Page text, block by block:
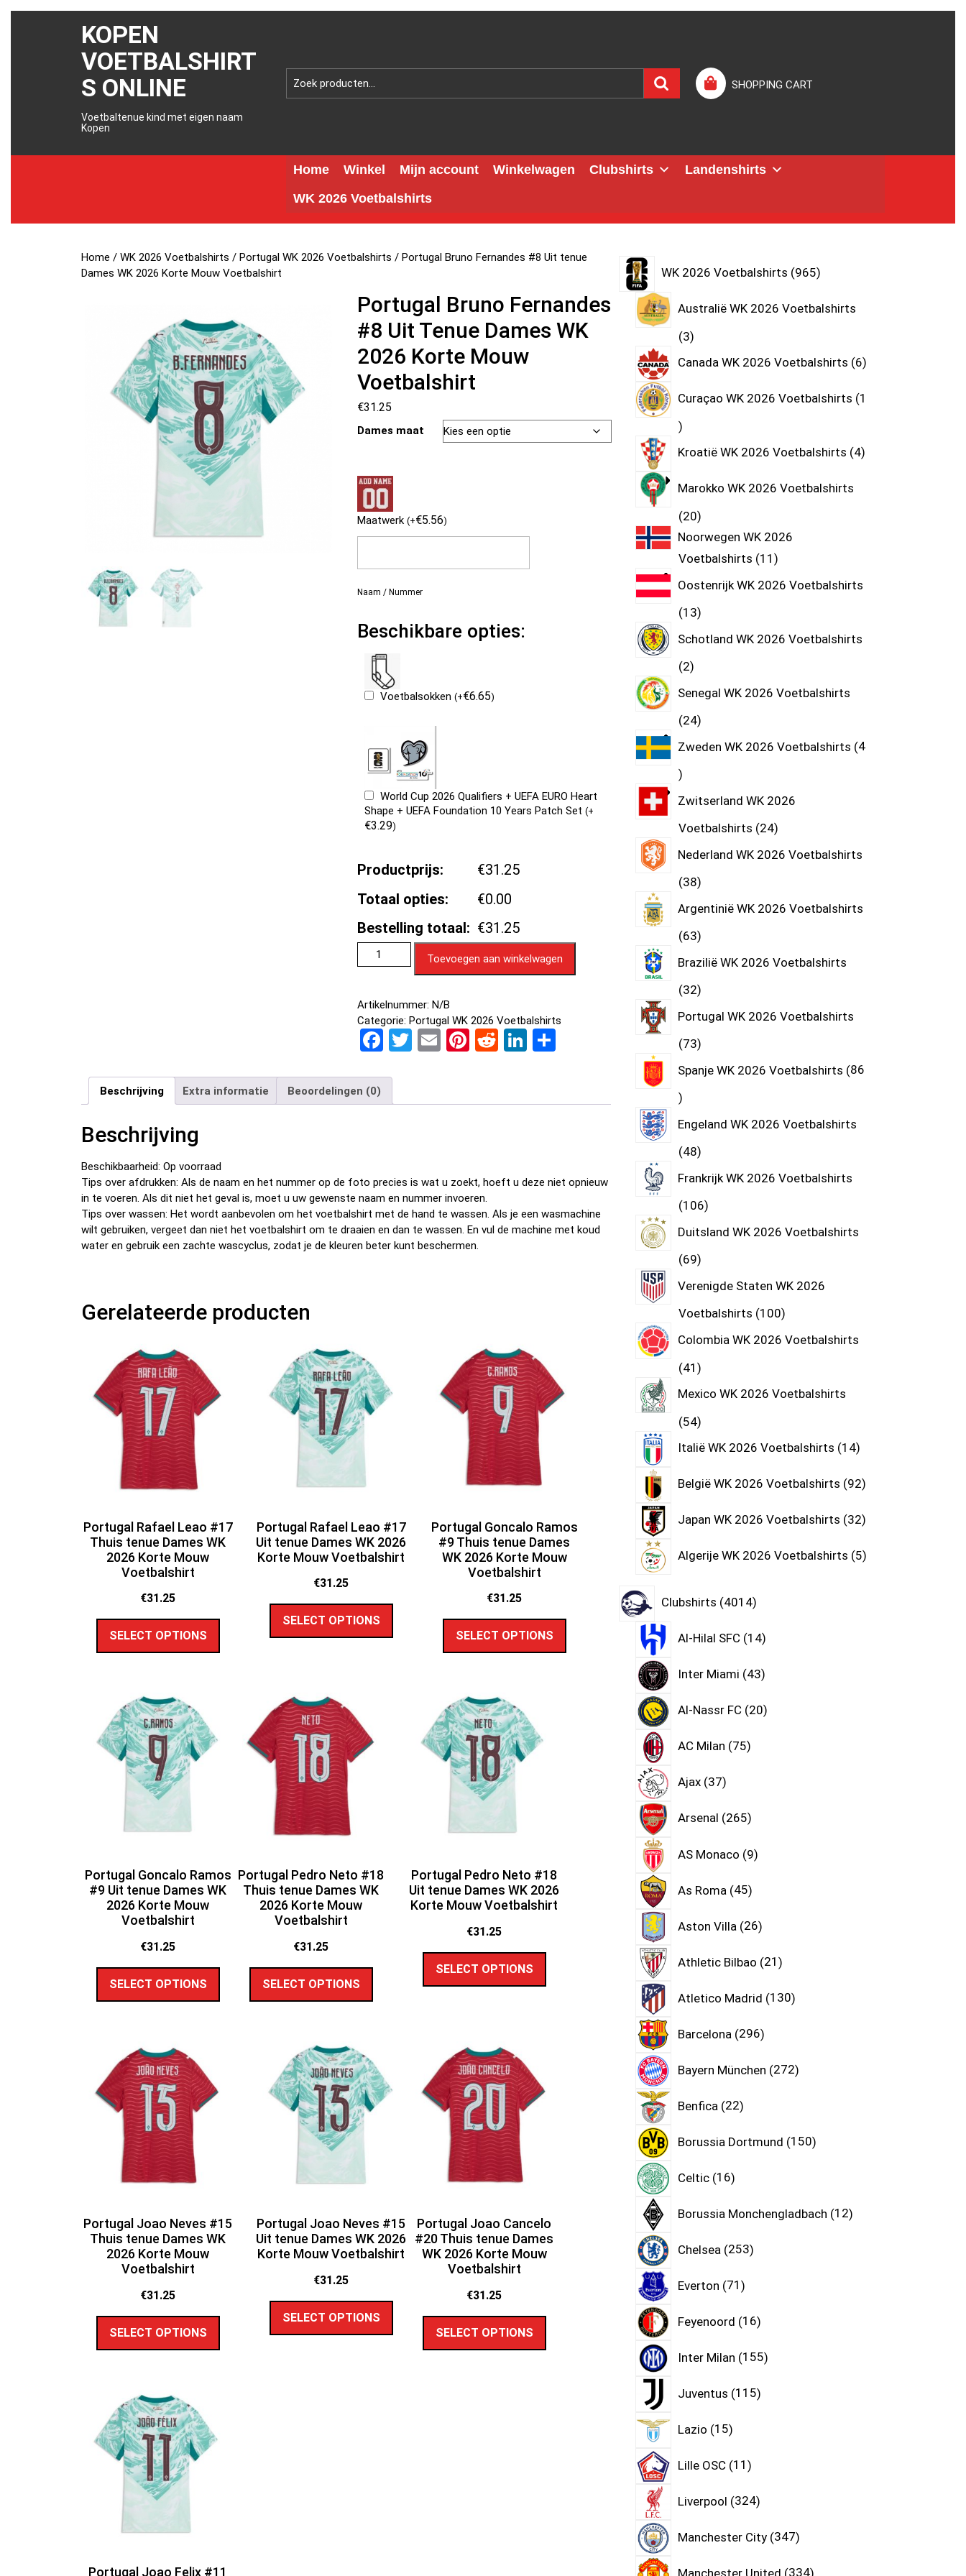
KOPEN
VOETBALSHIRT
S ONLINE
Voetbaltenue kind met eigen naam
Kopen
SHOPPING CART
Home Winkel Mijn account Winkelwagen Clubshirts
Landenshirts
WK 2026 Voetbalshirts
Home /WK 2026 Voetbalshirts /Portugal WK 2026 Voetbalshirts / Portugal Bruno Fernandes #8 Uit tenue
Dames WK 2026 Korte Mouw Voetbalshirt
Portugal Bruno Fernandes
#8 Uit Tenue Dames WK
2026 Korte Mouw
Voetbalshirt
€31.25
Dames maat
Maatwerk (+€5.56)
Naam / Nummer
Beschikbare opties:
Voetbalsokken (+€6.65)
World Cup 2026 Qualifiers + UEFA EURO Heart
Shape + UEFA Foundation 10 Years Patch Set (+
€3.29)
Productprijs:
€31.25
Totaal opties:
€0.00
Bestelling totaal: €31.25
Toevoegen aan winkelwagen
Artikelnummer: N/B
Categorie: Portugal WK 2026 Voetbalshirts
F
ce
b
k
T
er
E Pi
es
R
di
Li
dI
D
n
Beschrijving Extra informatie Beoordelingen (0)
Beschrijving
Beschikbaarheid: Op voorraad
Tips over afdrukken: Als de naam en het nummer op de foto precies is wat u zoekt, hoeft u deze niet opnieuw
in te voeren. Als dit niet het geval is, moet u uw gewenste naam en nummer invoeren.
Tips over wassen: Het wordt aanbevolen om het voetbalshirt met de hand te wassen. Als je een wasmachine
wilt gebruiken, vergeet dan niet het voetbalshirt om te draaien en dan te wassen. En vul de machine met koud
water en gebruik een zachte wascyclus, zodat je de kleuren beter kunt beschermen.
Gerelateerde producten
Portugal Rafael Leao #17
Thuis tenue Dames WK
2026 Korte Mouw
Voetbalshirt
€31.25
SELECT OPTIONS
Portugal Rafael Leao #17
Uit tenue Dames WK 2026
Korte Mouw Voetbalshirt
€31.25
SELECT OPTIONS
Portugal Goncalo Ramos
#9 Thuis tenue Dames
WK 2026 Korte Mouw
Voetbalshirt
€31.25
SELECT OPTIONS
Portugal Goncalo Ramos
#9 Uit tenue Dames WK
2026 Korte Mouw
Voetbalshirt
€31.25
SELECT OPTIONS
Portugal Pedro Neto #18
Thuis tenue Dames WK
2026 Korte Mouw
Voetbalshirt
€31.25
SELECT OPTIONS
Portugal Pedro Neto #18
Uit tenue Dames WK 2026
Korte Mouw Voetbalshirt
€31.25
SELECT OPTIONS
Portugal Joao Neves #15
Thuis tenue Dames WK
2026 Korte Mouw
Voetbalshirt
€31.25
SELECT OPTIONS
Portugal Joao Neves #15
Uit tenue Dames WK 2026
Korte Mouw Voetbalshirt
€31.25
SELECT OPTIONS
Portugal Joao Cancelo
#20 Thuis tenue Dames
WK 2026 Korte Mouw
Voetbalshirt
€31.25
SELECT OPTIONS
Portugal Joao Felix #11
WK 2026 Voetbalshirts 965
Australië WK 2026 Voetbalshirts
3
Canada WK 2026 Voetbalshirts 6
Curaçao WK 2026 Voetbalshirts 1
Kroatië WK 2026 Voetbalshirts 4
Marokko WK 2026 Voetbalshirts
20
Noorwegen WK 2026
Voetbalshirts 11
Oostenrijk WK 2026 Voetbalshirts
13
Schotland WK 2026 Voetbalshirts
2
Senegal WK 2026 Voetbalshirts
24
Zweden WK 2026 Voetbalshirts 4
Zwitserland WK 2026
Voetbalshirts 24
Nederland WK 2026 Voetbalshirts
38
Argentinië WK 2026 Voetbalshirts
63
Brazilië WK 2026 Voetbalshirts
32
Portugal WK 2026 Voetbalshirts
73
Spanje WK 2026 Voetbalshirts 86
Engeland WK 2026 Voetbalshirts
48
Frankrijk WK 2026 Voetbalshirts
106
Duitsland WK 2026 Voetbalshirts
69
Verenigde Staten WK 2026
Voetbalshirts 100
Colombia WK 2026 Voetbalshirts
41
Mexico WK 2026 Voetbalshirts
54
Italië WK 2026 Voetbalshirts 14
België WK 2026 Voetbalshirts 92
Japan WK 2026 Voetbalshirts 32
Algerije WK 2026 Voetbalshirts 5
Clubshirts 4014
Al-Hilal SFC 14
Inter Miami 43
Al-Nassr FC 20
AC Milan 75
Ajax 37
Arsenal 265
AS Monaco 9
As Roma 45
Aston Villa 26
Athletic Bilbao 21
Atletico Madrid 130
Barcelona 296
Bayern München 272
Benfica 22
Borussia Dortmund 150
Celtic 16
Borussia Monchengladbach 12
Chelsea 253
Everton 71
Feyenoord 16
Inter Milan 155
Juventus 115
Lazio 15
Lille OSC 11
Liverpool 324
Manchester City 347
Manchester United 334